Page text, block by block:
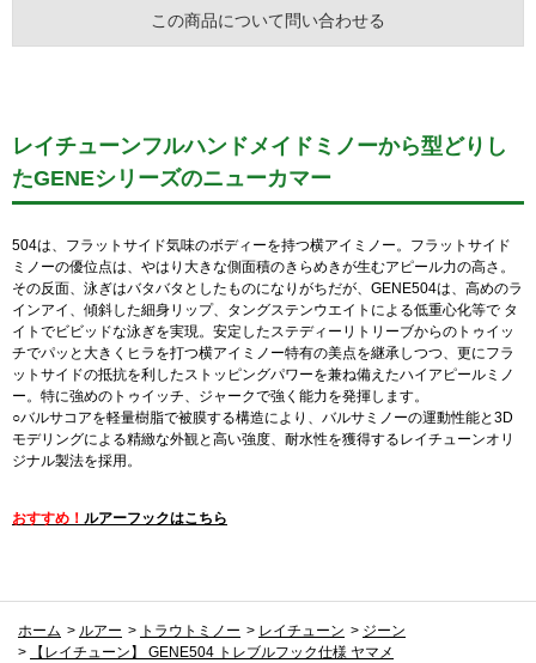
この商品について問い合わせる
レイチューンフルハンドメイドミノーから型どりし
たGENEシリーズのニューカマー
504は、フラットサイド気味のボディーを持つ横アイミノー。フラットサイド
ミノーの優位点は、やはり大きな側面積のきらめきが生むアピール力の高さ。
その反面、泳ぎはバタバタとしたものになりがちだが、GENE504は、高めのラ
インアイ、傾斜した細身リップ、タングステンウエイトによる低重心化等で タ
イトでビビッドな泳ぎを実現。安定したステディーリトリーブからのトゥイッ
チでパッと大きくヒラを打つ横アイミノー特有の美点を継承しつつ、更にフラ
ットサイドの抵抗を利したストッピングパワーを兼ね備えたハイアピールミノ
ー。特に強めのトゥイッチ、ジャークで強く能力を発揮します。
○バルサコアを軽量樹脂で被膜する構造により、バルサミノーの運動性能と3D
モデリングによる精緻な外観と高い強度、耐水性を獲得するレイチューンオリ
ジナル製法を採用。
おすすめ！ ルアーフックはこちら
ホーム > ルアー > トラウトミノー > レイチューン > ジーン
>
【レイチューン】 GENE504 トレブルフック仕様 ヤマメ